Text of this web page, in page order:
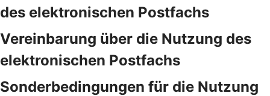
des elektronischen Postfachs
Vereinbarung über die Nutzung des
elektronischen Postfachs
Sonderbedingungen für die Nutzung